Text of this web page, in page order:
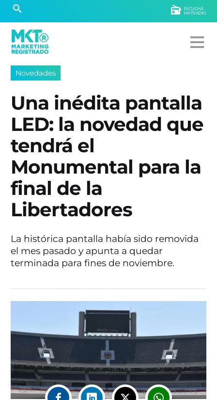
ESCUCHÁ
MKTRADIO
Novedades
Una inédita pantalla
LED: la novedad que
tendrá el
Monumental para la
final de la
Libertadores
La histórica pantalla había sido removida
el mes pasado y apunta a quedar
terminada para fines de noviembre.